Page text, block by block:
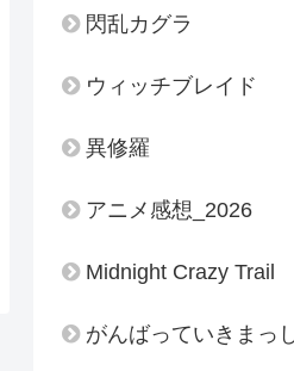
閃乱カグラ
ウィッチブレイド
異修羅
アニメ感想_2026
Midnight Crazy Trail
がんばっていきまっ